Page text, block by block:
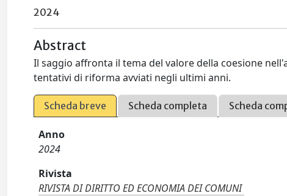
2024
Abstract
Il saggio affronta il tema del valore della coesione
tentativi di riforma avviati negli ultimi anni.
Scheda breve Scheda completa Scheda
Anno
2024
Rivista
RIVISTA DI DIRITTO ED ECONOMIA DEI COMUNI